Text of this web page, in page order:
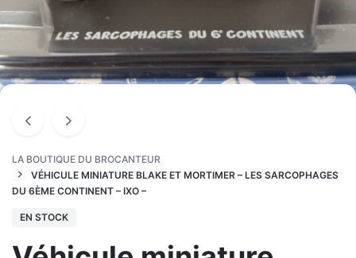
LA BOUTIQUE DU BROCANTEUR
VÉHICULE MINIATURE BLAKE ET MORTIMER – LES SARCOPHAGES
DU 6ÈME CONTINENT – IXO –
EN STOCK